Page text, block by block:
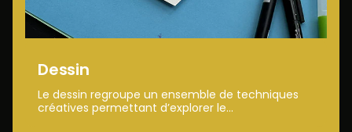
Dessin
Le dessin regroupe un ensemble de techniques
créatives permettant d’explorer le...